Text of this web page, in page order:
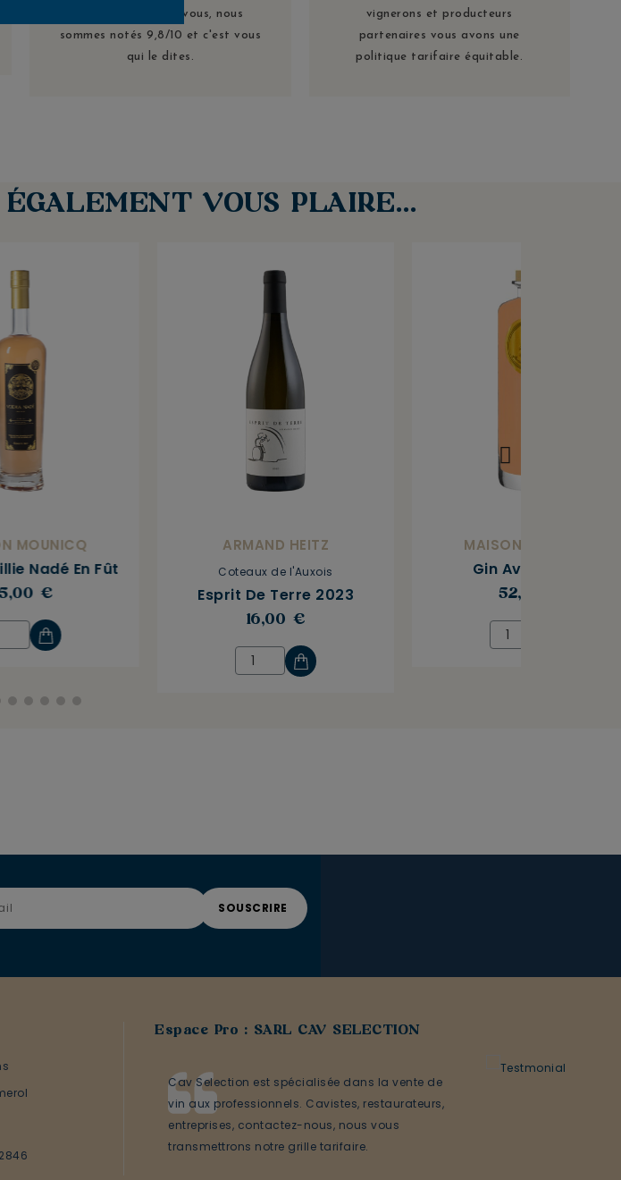
priorité ! Grâce à vous, nous
sommes notés 9,8/10 et c'est vous
qui le dites.
vignerons et producteurs
partenaires vous avons une
politique tarifaire équitable.
VOUS PLAIRE…
MOUNICQ
Nadé En Fût
€
ARMAND HEITZ
Coteaux de l'Auxois
Esprit De Terre 2023
16,00 €
MAISON MOUNICQ
Gin Avem Ajaja
52,00 €
Espace Pro : SARL CAV SELECTION
Cav Selection est spécialisée dans la vente de
vin aux professionnels. Cavistes, restaurateurs,
entreprises, contactez-nous, nous vous
transmettrons notre grille tarifaire.